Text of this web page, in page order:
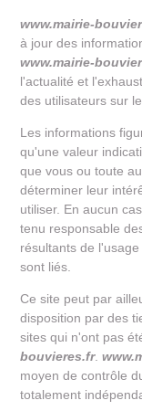
www.mairie-
à jour des
www.mairie-
l'actualité et
des utilisateurs sur le
Les informations
qu'une valeur
que vous ou toute
déterminer leur
utiliser. En aucun
tenu responsable
résultants de
sont liés.
Ce site peut par
disposition par des
sites qui n'ont pas
bouvieres.fr.
moyen de contrôle
totalement